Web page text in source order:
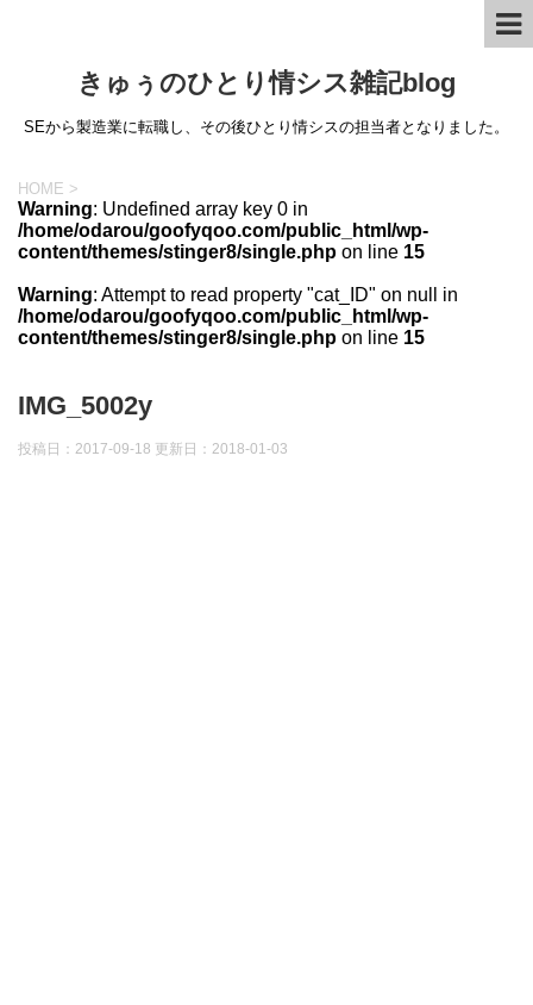
きゅぅのひとり情シス雑記blog
SEから製造業に転職し、その後ひとり情シスの担当者となりました。
HOME >
Warning: Undefined array key 0 in
/home/odarou/goofyqoo.com/public_html/wp-
content/themes/stinger8/single.php on line 15
Warning: Attempt to read property "cat_ID" on null in
/home/odarou/goofyqoo.com/public_html/wp-
content/themes/stinger8/single.php on line 15
IMG_5002y
投稿日：2017-09-18 更新日： 2018-01-03